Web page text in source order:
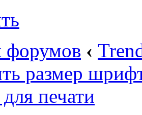
форумов ‹
размер
печати